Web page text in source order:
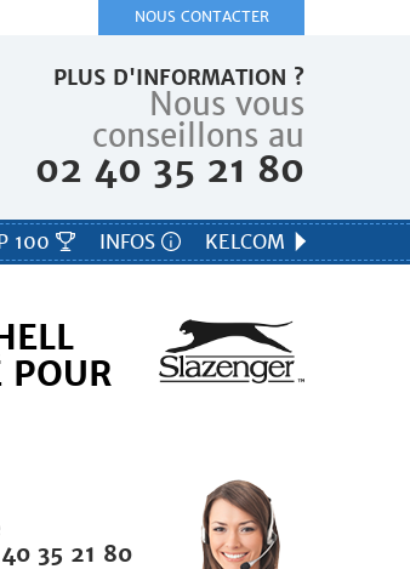
NOUS CONTACTER
PLUS D'INFORMATION ?
Nous vous
conseillons au
02 40 35 21 80
100 INFOS KELCOM
POUR
35 21 80